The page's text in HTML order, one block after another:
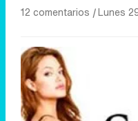
12 comentarios |Lunes